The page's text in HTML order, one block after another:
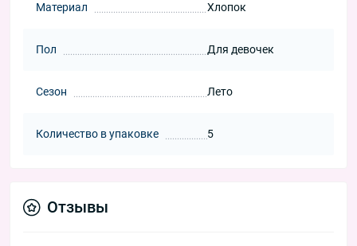
Материал Хлопок
Пол Для девочек
Сезон Лето
Количество в упаковке 5
Отзывы